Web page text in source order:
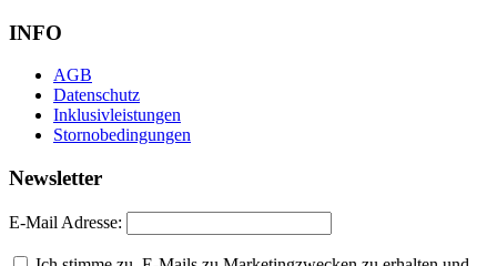
INFO
AGB
Datenschutz
Inklusivleistungen
Stornobedingungen
Newsletter
E-Mail Adresse: